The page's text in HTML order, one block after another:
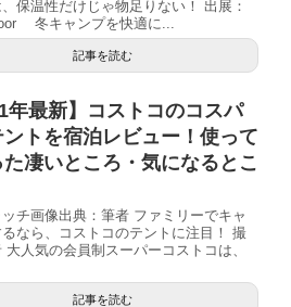
保温性だけじゃ物足りない！ 出展：
冬キャンプを快適に...
記事を読む
年最新】コストコのコスパ
トを宿泊レビュー！使って
凄いところ・気になるとこ
チ画像出典：筆者 ファミリーでキャ
るなら、コストコのテントに注目！ 撮
大人気の会員制スーパーコストコは、
記事を読む